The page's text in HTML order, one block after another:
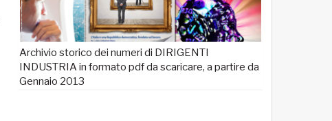
Archivio storico dei numeri di DIRIGENTI
INDUSTRIA in formato pdf da scaricare, a partire da
Gennaio 2013